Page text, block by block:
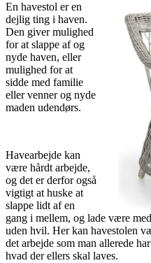
En havestol er en
dejlig ting i haven.
Den giver mulighed
for at slappe af og
nyde haven, eller
mulighed for at
sidde med familie
eller venner og nyde
maden udendørs.
Havearbejde kan
være hårdt arbejde,
og det er derfor også
vigtigt at huske at
slappe lidt af en
gang i mellem, og lade være
uden hvil. Her kan havestolen
det arbejde som man allerede
hvad der ellers skal laves.